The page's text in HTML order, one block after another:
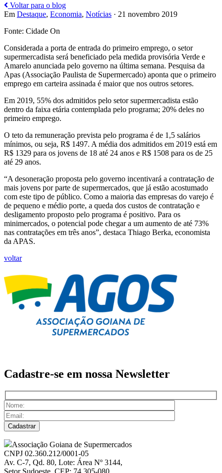
Voltar para o blog
Em Destaque, Economia, Notícias · 21 novembro 2019
Fonte: Cidade On
Considerada a porta de entrada do primeiro emprego, o setor
supermercadista será beneficiado pela medida provisória Verde e
Amarelo anunciada pelo governo na última semana. Pesquisa da
Apas (Associação Paulista de Supermercado) aponta que o primeiro
emprego em carteira assinada é maior que nos outros setores.
Em 2019, 55% dos admitidos pelo setor supermercadista estão
dentro da faixa etária contemplada pelo programa; 20% deles no
primeiro emprego.
O teto da remuneração prevista pelo programa é de 1,5 salários
mínimos, ou seja, R$ 1497. A média dos admitidos em 2019 está em
R$ 1329 para os jovens de 18 até 24 anos e R$ 1508 para os de 25
até 29 anos.
“A desoneração proposta pelo governo incentivará a contratação de
mais jovens por parte de supermercados, que já estão acostumado
com este tipo de público. Como a maioria das empresas do varejo é
de pequeno e médio porte, a queda dos custos de contratação e
desligamento proposto pelo programa é positivo. Para os
minimercados, o potencial pode chegar a um aumento de até 73%
nas contratações em três anos”, destaca Thiago Berka, economista
da APAS.
voltar
Cadastre-se em nossa Newsletter
Associação Goiana de Supermercados
CNPJ 02.360.212/0001-05
Av. C-7, Qd. 80, Lote: Área Nº 3144,